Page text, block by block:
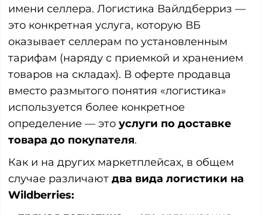
имени селлера. Логистика Вайлдберриз —
это конкретная услуга, которую ВБ
оказывает селлерам по установленным
тарифам (наряду с приемкой и хранением
товаров на складах). В оферте продавца
вместо размытого понятия «логистика»
используется более конкретное
определение — это услуги по доставке
товара до покупателя.
Как и на других маркетплейсах, в общем
случае различают два вида логистики на
Wildberries: